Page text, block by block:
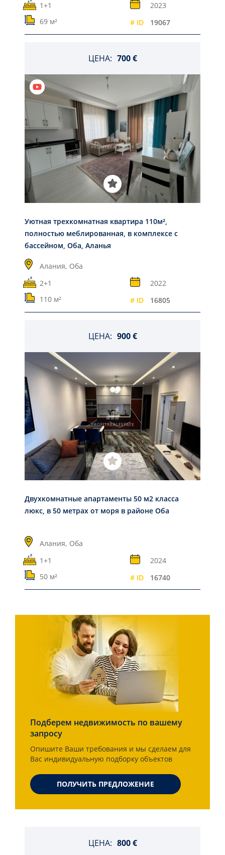
1+1
2023
69 м²
# ID 19067
ЦЕНА: 700 €
Уютная трехкомнатная квартира 110м²,
полностью меблированная, в комплексе с
бассейном, Оба, Аланья
Алания, Оба
2+1
2022
110 м²
# ID 16805
ЦЕНА: 900 €
Двухкомнатные апартаменты 50 м2 класса
люкс, в 50 метрах от моря в районе Оба
Алания, Оба
1+1
2024
50 м²
# ID 16740
Подберем недвижимость по вашему
запросу
Опишите Ваши требования и мы сделаем для
Вас индивидуальную подборку объектов
ПОЛУЧИТЬ ПРЕДЛОЖЕНИЕ
ЦЕНА: 800 €